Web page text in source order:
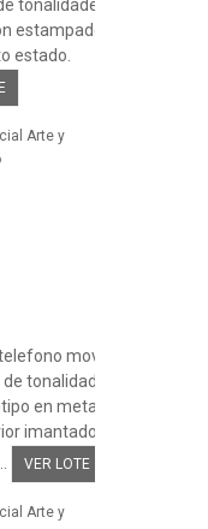
tonalidades
estampado
estado.
Arte y
movil
tonalidad
en metal
imantado.
VER LOTE
Arte y